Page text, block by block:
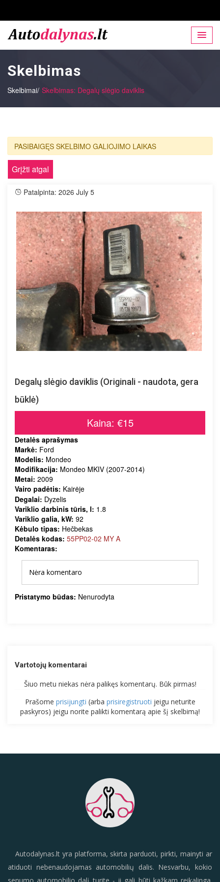
Skelbimas
Skelbimai/ Skelbimas: Degalų slėgio daviklis
PASIBAIGĘS SKELBIMO GALIOJIMO LAIKAS
Grįžti atgal
Patalpinta: 2026 July 5
Degalų slėgio daviklis (Originali - naudota, gera
būklė)
Kaina: €15
Detalės aprašymas
Markė: Ford
Modelis: Mondeo
Modifikacija: Mondeo MKIV (2007-2014)
Metai: 2009
Vairo padėtis: Kairėje
Degalai: Dyzelis
Variklio darbinis tūris, l: 1.8
Variklio galia, kW: 92
Kėbulo tipas: Hečbekas
Detalės kodas: 55PP02-02 MY A
Komentaras:
Nėra komentaro
Pristatymo būdas: Nenurodyta
Vartotojų komentarai
Šiuo metu niekas nėra palikęs komentarų. Būk pirmas!
Prašome prisijungti (arba prisiregistruoti jeigu neturite
paskyros) jeigu norite palikti komentarą apie šį skelbimą!
Autodalynas.lt yra platforma, skirta parduoti, pirkti, mainyti ar
atiduoti nebenaudojamas automobilių dalis. Nesvarbu, kokio